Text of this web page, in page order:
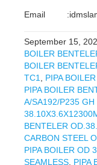
Email
September 15,
BOILER
BOILER
TC1
PIPA
PIPA BOILER
A/SA192/P235 GH
BENTELER
CARBON STEEL
PIPA BOILER OD
SEAMLESS PIPA